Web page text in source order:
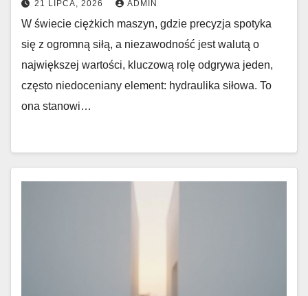
21 LIPCA, 2026 ADMIN
W świecie ciężkich maszyn, gdzie precyzja spotyka
się z ogromną siłą, a niezawodność jest walutą o
największej wartości, kluczową rolę odgrywa jeden,
często niedoceniany element: hydraulika siłowa. To
ona stanowi…